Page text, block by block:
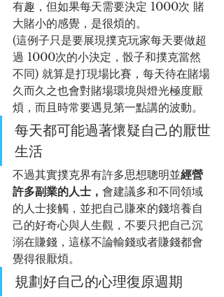
有趣，但如果每天需要決定 1000次 賭
大賭小的感覺，是很煩的。
(這例子只是要展現撲克玩家每天要做超
過 1000次的小決定，骰子和撲克當然
不同) 就算是打現場比賽，每天待在賭場
久而久之也會對賭場環境與燈光極度厭
煩，而且時常要遇見第一點講的波動。
每天都可能過著懷疑自己的厭世
生活
不過其實撲克界有許多思想聰明並經營
許多副業的人士， 會建議多和不同領域
的人士接觸，並把自己賺來的錢培養自
己的好奇心與人生觀，不要只把自己沉
溺在賺錢，這樣不論輸錢或者賺錢都會
覺得很厭煩。
規劃好自己的心理復原週期